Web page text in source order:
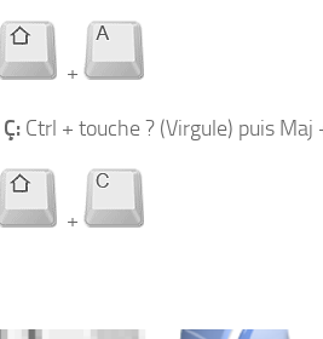
+
Ç: Ctrl + touche ? (Virgule) puis Maj
+